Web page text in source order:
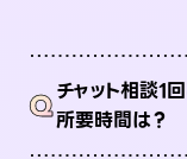
Qチャット相談1
所要時間は？